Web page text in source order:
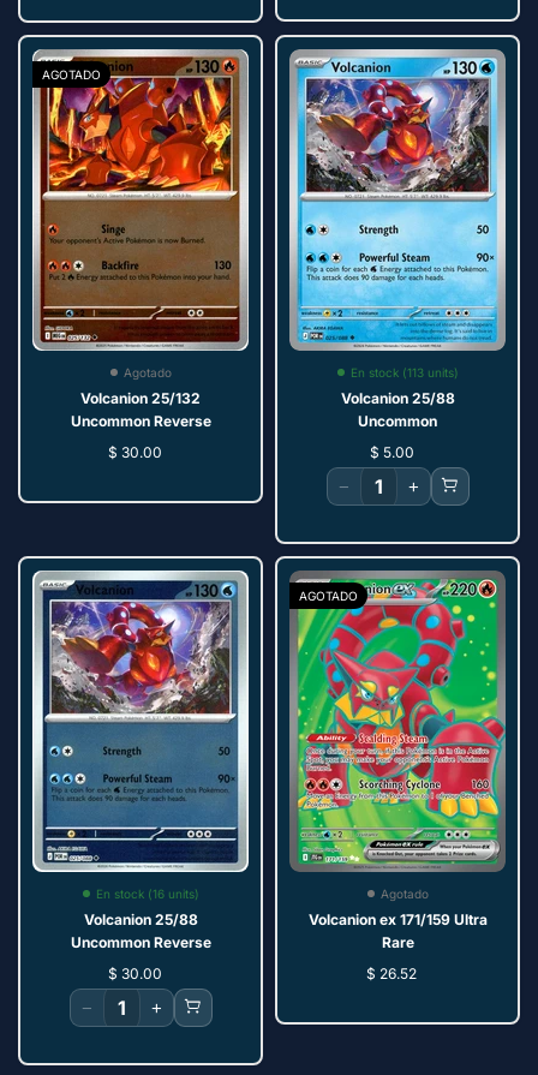
AGOTADO
Agotado
Volcanion 25/132
Uncommon Reverse
$ 30.00
En stock (113 units)
Volcanion 25/88
Uncommon
$ 5.00
− +
En stock (16 units)
Volcanion 25/88
Uncommon Reverse
$ 30.00
− +
AGOTADO
Agotado
Volcanion ex 171/159 Ultra
Rare
$ 26.52